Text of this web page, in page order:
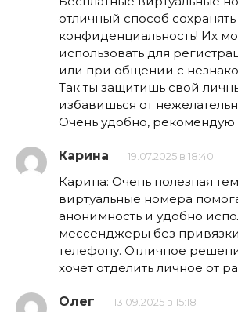
отличный способ сохранять
конфиденциальность! Их
использовать для
или при общении с
Так ты защитишь свой
избавишься от
Очень удобно, рекомендую
Карина 19.07.2025 в 18:40
Карина: Очень полезная
виртуальные номера
анонимность и удобно
мессенджеры без
телефону. Отличное
хочет отделить личное от
Олег 13.09.2025 в 15:18